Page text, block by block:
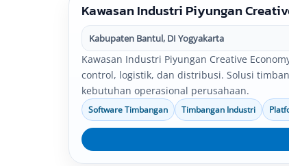
Kawasan Industri Piyungan
Kabupaten Bantul, DI Yogyakarta
Kawasan Industri Piyungan Creative
control, logistik, dan distribusi. Solusi
kebutuhan operasional perusahaan.
Software Timbangan Timbangan Industri